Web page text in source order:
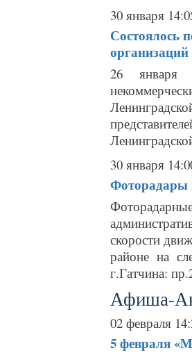
30 января
Состоялось
организаций
26 января
30 января
Фоторадары
скорости
районе на
г.Гатчина:
Афиша-
02 февраля
5 февраля